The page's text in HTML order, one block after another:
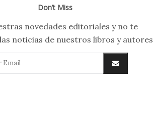
Don’t Miss
novedades editoriales y no te
noticias de nuestros libros y autores